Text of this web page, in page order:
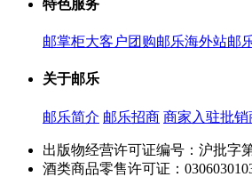
特色服务
邮掌柜大客户团购邮乐海外站邮
关于邮乐
邮乐简介 邮乐招商 商家入驻批销
出版物经营许可证编号：沪批字
酒类商品零售许可证：